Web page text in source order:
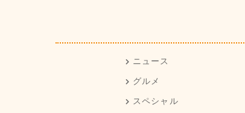
ニュース
グルメ
スペシャル